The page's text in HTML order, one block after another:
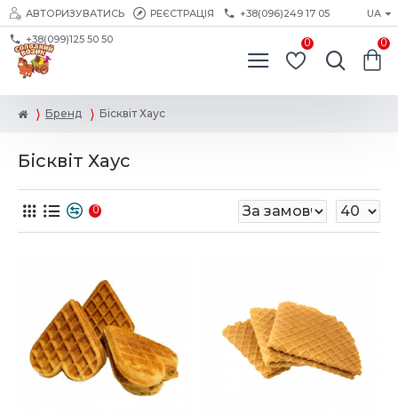
АВТОРИЗУВАТИСЬ РЕЄСТРАЦІЯ +38(096)249 17 05
+38(099)125 50 50
UA
0 0
Бренд Бісквіт Хаус
Бісквіт Хаус
0